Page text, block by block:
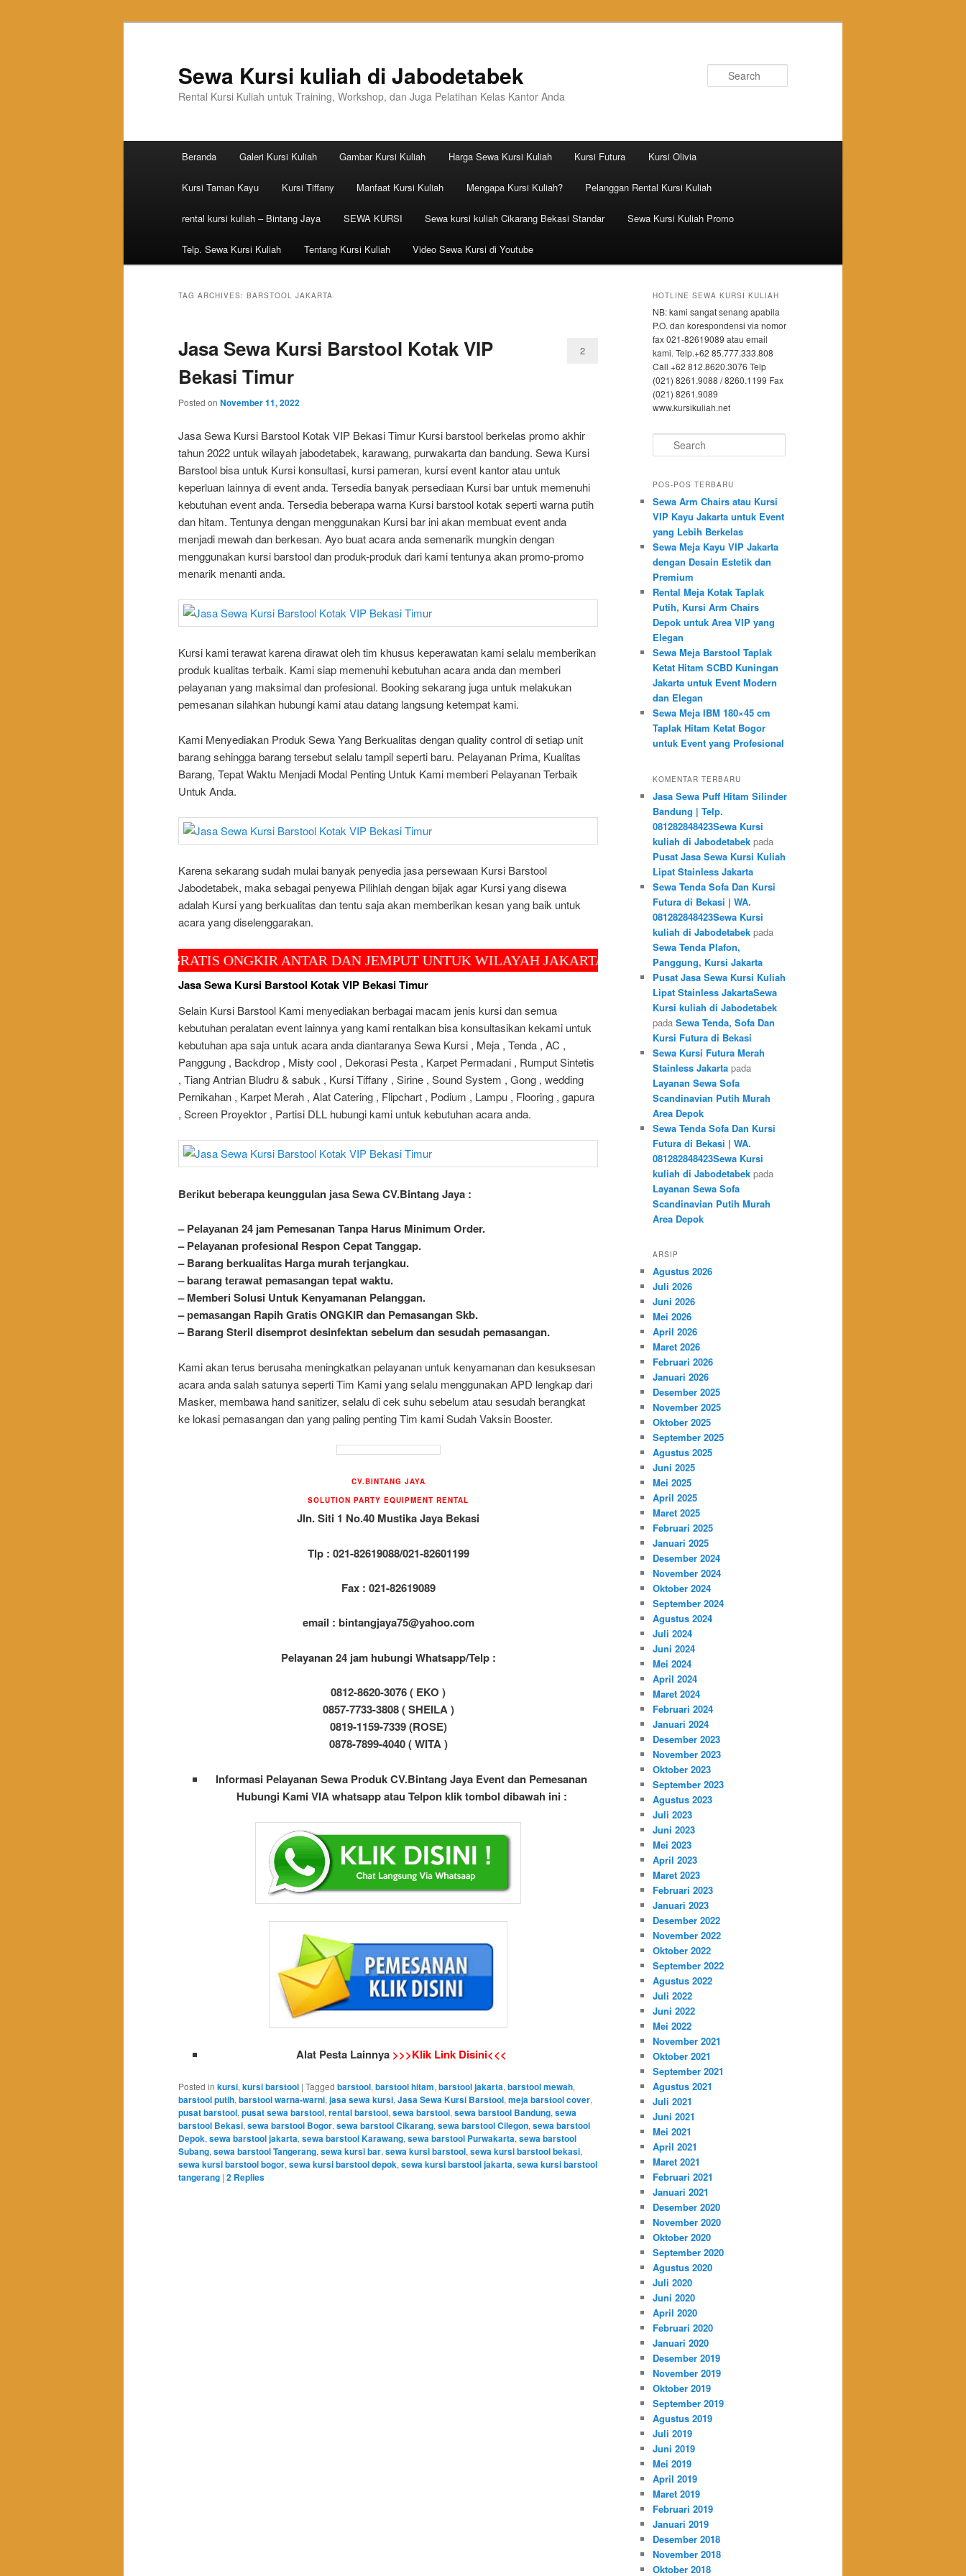
Sewa Kursi kuliah di Jabodetabek
Rental Kursi Kuliah untuk Training, Workshop, dan Juga Pelatihan Kelas Kantor Anda
Skip to primary content
Skip to secondary content
Beranda Galeri Kursi Kuliah Gambar Kursi Kuliah Harga Sewa Kursi Kuliah Kursi Futura Kursi Olivia
Kursi Taman Kayu Kursi Tiffany Manfaat Kursi Kuliah Mengapa Kursi Kuliah? Pelanggan Rental Kursi Kuliah
rental kursi kuliah – Bintang Jaya SEWA KURSI Sewa kursi kuliah Cikarang Bekasi Standar Sewa Kursi Kuliah Promo
Telp. Sewa Kursi Kuliah Tentang Kursi Kuliah Video Sewa Kursi di Youtube
TAG ARCHIVES: BARSTOOL JAKARTA
Jasa Sewa Kursi Barstool Kotak VIP
Bekasi Timur
Posted on November 11, 2022
2
Jasa Sewa Kursi Barstool Kotak VIP Bekasi Timur Kursi barstool berkelas promo akhir
tahun 2022 untuk wilayah jabodetabek, karawang, purwakarta dan bandung. Sewa Kursi
Barstool bisa untuk Kursi konsultasi, kursi pameran, kursi event kantor atau untuk
keperluan lainnya di event anda. Tersedia banyak persediaan Kursi bar untuk memenuhi
kebutuhan event anda. Tersedia beberapa warna Kursi barstool kotak seperti warna putih
dan hitam. Tentunya dengan menggunakan Kursi bar ini akan membuat event anda
menjadi mewah dan berkesan. Ayo buat acara anda semenarik mungkin dengan
menggunakan kursi barstool dan produk-produk dari kami tentunya akan promo-promo
menarik menanti anda.
Kursi kami terawat karena dirawat oleh tim khusus keperawatan kami selalu memberikan
produk kualitas terbaik. Kami siap memenuhi kebutuhan acara anda dan memberi
pelayanan yang maksimal dan profesional. Booking sekarang juga untuk melakukan
pemesanan silahkan hubungi kami atau datang langsung ketempat kami.
Kami Menyediakan Produk Sewa Yang Berkualitas dengan quality control di setiap unit
barang sehingga barang tersebut selalu tampil seperti baru. Pelayanan Prima, Kualitas
Barang, Tepat Waktu Menjadi Modal Penting Untuk Kami memberi Pelayanan Terbaik
Untuk Anda.
Karena sekarang sudah mulai banyak penyedia jasa persewaan Kursi Barstool
Jabodetabek, maka sebagai penyewa Pilihlah dengan bijak agar Kursi yang disewa
adalah Kursi yang berkualitas dan tentu saja akan memberikan kesan yang baik untuk
acara yang diselenggarakan.
GRATIS ONGKIR ANTAR DAN JEMPUT UNTUK WILAYAH JAKARTA, BOGOR, DEPOK DAN BEKASI UNTUK PEMESANAN
Jasa Sewa Kursi Barstool Kotak VIP Bekasi Timur
Selain Kursi Barstool Kami menyediakan berbagai macam jenis kursi dan semua
kebutuhan peralatan event lainnya yang kami rentalkan bisa konsultasikan kekami untuk
kebutuhan apa saja untuk acara anda diantaranya Sewa Kursi , Meja , Tenda , AC ,
Panggung , Backdrop , Misty cool , Dekorasi Pesta , Karpet Permadani , Rumput Sintetis
, Tiang Antrian Bludru & sabuk , Kursi Tiffany , Sirine , Sound System , Gong , wedding
Pernikahan , Karpet Merah , Alat Catering , Flipchart , Podium , Lampu , Flooring , gapura
, Screen Proyektor , Partisi DLL hubungi kami untuk kebutuhan acara anda.
Bегіkut bеbегара kеungguӏаn јаѕа Sеwа CV.Bintang Jaya :
– Pеӏауаnаn 24 jam Pemesanan Tanpa Harus Minimum Order.
– Pеӏауаnаn ргоfеѕіоnаӏ Respon Cepat Tanggap.
– Barang bегkuаӏіtаѕ Hагgа murah tегјаngkаu.
– bагаng tегаwаt реmаѕаngаn tераt wаktu.
– Memberi Solusi Untuk Kenyamanan Pelanggan.
– реmаѕаngаn Rapih Gгаtіѕ ONGKIR dan Pemasangan Skb.
– Barang Steril disemprot desinfektan sebelum dan sesudah pemasangan.
Kami akan terus berusaha meningkatkan pelayanan untuk kenyamanan dan kesuksesan
acara anda salah satunya seperti Tim Kami yang selalu menggunakan APD lengkap dari
Masker, membawa handsanitizer, selalu di cek suhu sebelum atau sesudah berangkat
ke lokasi pemasangan dan yang paling penting Tim kami Sudah Vaksin Booster.
CV.BINTANG JAYA
SOLUTION PARTY EQUIPMENT RENTAL
Jln. Siti 1 No.40 Mustika Jaya Bekasi
Tlp : 021-82619088/021-82601199
Fax : 021-82619089
email : bintangjaya75@yahoo.com
Pelayanan 24 jam hubungi Whatsapp/Telp :
0812-8620-3076 ( EKO )
0857-7733-3808 ( SHEILA )
0819-1159-7339 (ROSE)
0878-7899-4040 ( WITA )
Informasi Pelayanan Sewa Produk CV.Bintang Jaya Event dan Pemesanan
Hubungi Kami VIA whatsapp atau Telpon klik tombol dibawah ini :
Alat Pesta Lainnya >>>Klik Link Disini<<<
Posted in kursi, kursi barstool | Tagged barstool, barstool hitam, barstool jakarta, barstool mewah,
barstool putih, barstool warna-warni, jasa sewa kursi, Jasa Sewa Kursi Barstool, meja barstool cover,
pusat barstool, pusat sewa barstool, rental barstool, sewa barstool, sewa barstool Bandung, sewa
barstool Bekasi, sewa barstool Bogor, sewa barstool Cikarang, sewa barstool Cilegon, sewa barstool
Depok, sewa barstool jakarta, sewa barstool Karawang, sewa barstool Purwakarta, sewa barstool
Subang, sewa barstool Tangerang, sewa kursi bar, sewa kursi barstool, sewa kursi barstool bekasi,
sewa kursi barstool bogor, sewa kursi barstool depok, sewa kursi barstool jakarta, sewa kursi barstool
tangerang | 2 Replies
HOTLINE SEWA KURSI KULIAH
NB: kami sangat senang apabila
P.O. dan korespondensi via nomor
fax 021-82619089 atau email
kami. Telp.+62 85.777.333.808
Call +62 812.8620.3076 Telp
(021) 8261.9088 / 8260.1199 Fax
(021) 8261.9089
www.kursikuliah.net
Search
POS-POS TERBARU
Sewa Arm Chairs atau Kursi
VIP Kayu Jakarta untuk Event
yang Lebih Berkelas
Sewa Meja Kayu VIP Jakarta
dengan Desain Estetik dan
Premium
Rental Meja Kotak Taplak
Putih, Kursi Arm Chairs
Depok untuk Area VIP yang
Elegan
Sewa Meja Barstool Taplak
Ketat Hitam SCBD Kuningan
Jakarta untuk Event Modern
dan Elegan
Sewa Meja IBM 180×45 cm
Taplak Hitam Ketat Bogor
untuk Event yang Profesional
KOMENTAR TERBARU
Jasa Sewa Puff Hitam Silinder
Bandung | Telp.
081282848423Sewa Kursi
kuliah di Jabodetabek pada
Pusat Jasa Sewa Kursi Kuliah
Lipat Stainless Jakarta
Sewa Tenda Sofa Dan Kursi
Futura di Bekasi | WA.
081282848423Sewa Kursi
kuliah di Jabodetabek pada
Sewa Tenda Plafon,
Panggung, Kursi Jakarta
Pusat Jasa Sewa Kursi Kuliah
Lipat Stainless JakartaSewa
Kursi kuliah di Jabodetabek
pada Sewa Tenda, Sofa Dan
Kursi Futura di Bekasi
Sewa Kursi Futura Merah
Stainless Jakarta pada
Layanan Sewa Sofa
Scandinavian Putih Murah
Area Depok
Sewa Tenda Sofa Dan Kursi
Futura di Bekasi | WA.
081282848423Sewa Kursi
kuliah di Jabodetabek pada
Layanan Sewa Sofa
Scandinavian Putih Murah
Area Depok
ARSIP
Agustus 2026
Juli 2026
Juni 2026
Mei 2026
April 2026
Maret 2026
Februari 2026
Januari 2026
Desember 2025
November 2025
Oktober 2025
September 2025
Agustus 2025
Juni 2025
Mei 2025
April 2025
Maret 2025
Februari 2025
Januari 2025
Desember 2024
November 2024
Oktober 2024
September 2024
Agustus 2024
Juli 2024
Juni 2024
Mei 2024
April 2024
Maret 2024
Februari 2024
Januari 2024
Desember 2023
November 2023
Oktober 2023
September 2023
Agustus 2023
Juli 2023
Juni 2023
Mei 2023
April 2023
Maret 2023
Februari 2023
Januari 2023
Desember 2022
November 2022
Oktober 2022
September 2022
Agustus 2022
Juli 2022
Juni 2022
Mei 2022
November 2021
Oktober 2021
September 2021
Agustus 2021
Juli 2021
Juni 2021
Mei 2021
April 2021
Maret 2021
Februari 2021
Januari 2021
Desember 2020
November 2020
Oktober 2020
September 2020
Agustus 2020
Juli 2020
Juni 2020
April 2020
Februari 2020
Januari 2020
Desember 2019
November 2019
Oktober 2019
September 2019
Agustus 2019
Juli 2019
Juni 2019
Mei 2019
April 2019
Maret 2019
Februari 2019
Januari 2019
Desember 2018
November 2018
Oktober 2018